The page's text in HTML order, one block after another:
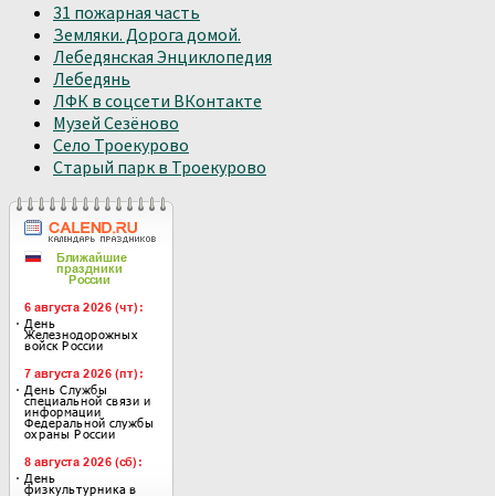
31 пожарная часть
Земляки. Дорога домой.
Лебедянская Энциклопедия
Лебедянь
ЛФК в соцсети ВКонтакте
Музей Сезёново
Село Троекурово
Старый парк в Троекурово